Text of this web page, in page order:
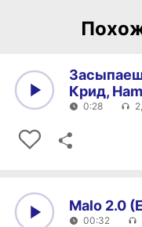
Крид,
0:28
Malo 2.0
00:32